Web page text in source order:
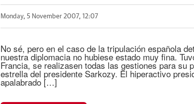
Monday, 5 November 2007, 12:07
No sé, pero en el caso de la tripulación española
nuestra diplomacia no hubiese estado muy fina.
Francia, se realizasen todas las gestiones para su
estrella del presidente Sarkozy. El hiperactivo
apalabrado […]